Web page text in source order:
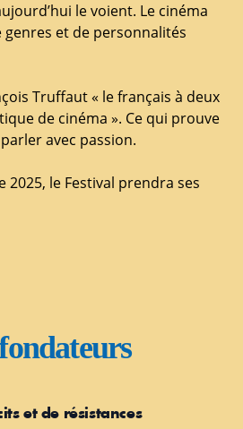
le voient. Le cinéma
et de personnalités
Truffaut « le français à deux
de cinéma ». Ce qui prouve
avec passion.
2025, le Festival prendra ses
et de résistances